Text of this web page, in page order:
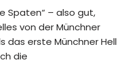
Spaten“ – also gut,
von der Münchner
das erste Münchner Hell
die